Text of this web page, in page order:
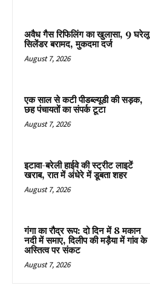
अवैध गैस रिफिलिंग का खुलासा, 9 घरेलू
सिलेंडर बरामद, मुकदमा दर्ज
August 7, 2026
एक साल से कटी पीडब्ल्यूडी की सड़क,
छह पंचायतों का संपर्क टूटा
August 7, 2026
इटावा-बरेली हाईवे की स्ट्रीट लाइटें
खराब, रात में अंधेरे में डूबता शहर
August 7, 2026
गंगा का रौद्र रूप: दो दिन में 8 मकान
नदी में समाए, दिलीप की मड़ैया में गांव के
अस्तित्व पर संकट
August 7, 2026